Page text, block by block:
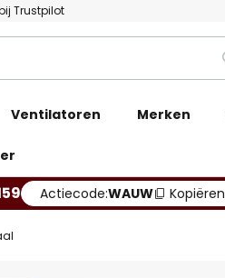
Trustpilot
Ventilatoren Merken
Actiecode:WAUW Kopiëren